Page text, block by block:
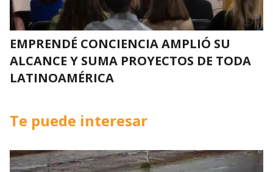
EMPRENDÉ CONCIENCIA AMPLIÓ SU
ALCANCE Y SUMA PROYECTOS DE TODA
LATINOAMÉRICA
Te puede interesar